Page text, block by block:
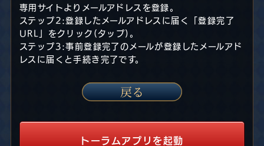
専用サイトよりメールアドレスを登録。
ステップ2:登録したメールアドレスに届く「登録完了
URL」をクリック(タップ)。
ステップ3:事前登録完了のメールが登録したメールアド
レスに届くと手続き完了です。
トーラムアプリを起動